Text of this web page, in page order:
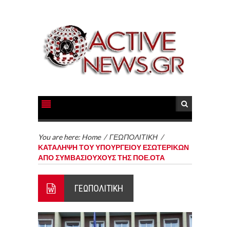
You are here: Home /ΓΕΩΠΟΛΙΤΙΚΗ /
ΚΑΤΑΛΗΨΗ ΤΟΥ ΥΠΟΥΡΓΕΙΟΥ ΕΣΩΤΕΡΙΚΩΝ
ΑΠΟ ΣΥΜΒΑΣΙΟΥΧΟΥΣ ΤΗΣ ΠΟΕ.ΟΤΑ
ΓΕΩΠΟΛΙΤΙΚΗ